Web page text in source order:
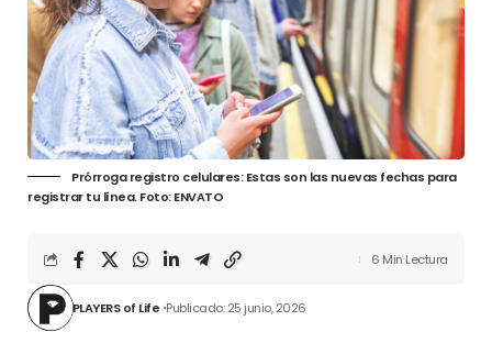
Prórroga registro celulares: Estas son las nuevas fechas para
registrar tu línea. Foto: ENVATO
PLAYERS of Life Publicado: 25 junio, 2026
6 Min Lectura